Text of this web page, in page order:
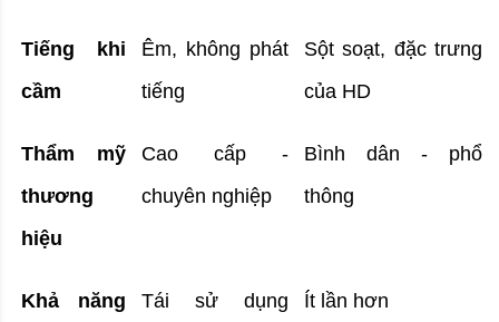
Tiếng khi
cầm
Êm, không phát
tiếng
Sột soạt, đặc trưng
của HD
Thẩm mỹ
thương
hiệu
Cao cấp -
chuyên nghiệp
Bình dân - phổ
thông
Khả năng
Tái sử dụng
Ít lần hơn